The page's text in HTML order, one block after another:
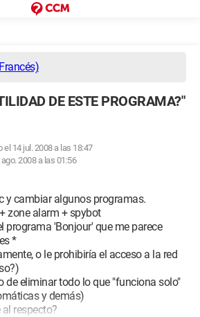
DE ESTE PROGRAMA?"
el 14 jul. 2008 a las 18:47
ago. 2008 a las 01:56
y cambiar algunos programas.
zone alarm + spybot
programa 'Bonjour' que me parece
*
o le prohibiría el acceso a la red
de eliminar todo lo que "funciona solo"
y demás)
respecto?